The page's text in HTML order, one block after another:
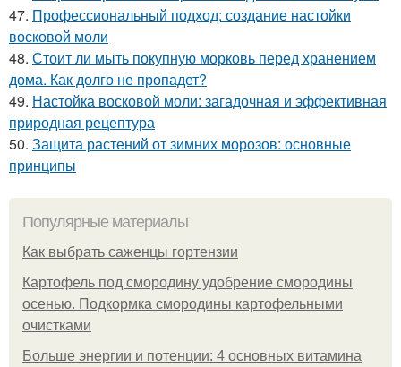
47. Профессиональный подход: создание настойки
восковой моли
48. Стоит ли мыть покупную морковь перед хранением
дома. Как долго не пропадет?
49. Настойка восковой моли: загадочная и эффективная
природная рецептура
50. Защита растений от зимних морозов: основные
принципы
Популярные материалы
Как выбрать саженцы гортензии
Картофель под смородину удобрение смородины
осенью. Подкормка смородины картофельными
очистками
Больше энергии и потенции: 4 основных витамина